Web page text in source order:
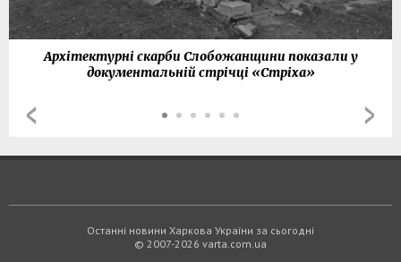
Архітектурні скарби Слобожанщини показали у
документальній стрічці «Стріха»
Останні новини Харкова України за сьогодні
© 2007-2026 varta.com.ua